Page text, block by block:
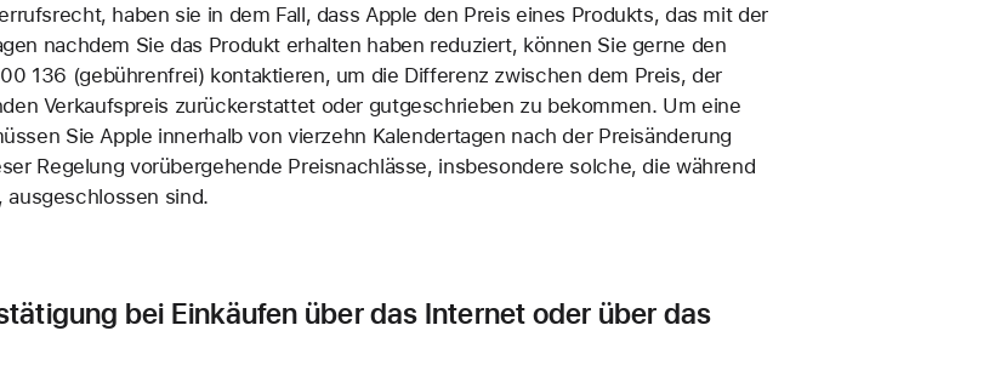
haben sie in dem Fall, dass Apple den Preis eines Produkts, das mit der
nachdem Sie das Produkt erhalten haben reduziert, können Sie gerne den
136 (gebührenfrei) kontaktieren, um die Differenz zwischen dem Preis, der
Verkaufspreis zurückerstattet oder gutgeschrieben zu bekommen. Um eine
Sie Apple innerhalb von vierzehn Kalendertagen nach der Preisänderung
Regelung vorübergehende Preisnachlässe, insbesondere solche, die während
sind.
bei Einkäufen über das Internet oder über das